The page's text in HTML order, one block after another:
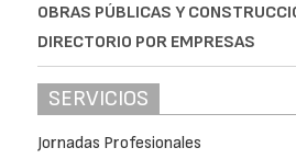
OBRAS PÚBLICAS Y
DIRECTORIO POR EMPRESAS
SERVICIOS
Jornadas Profesionales